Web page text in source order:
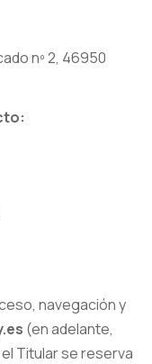
nº 2, 46950
navegación y
(en adelante,
Titular se reserva